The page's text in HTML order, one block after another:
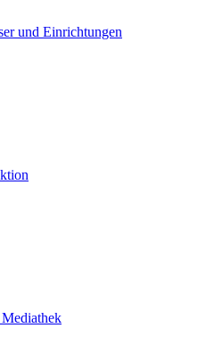
und Einrichtungen